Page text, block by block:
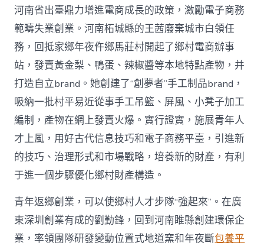
河南省出臺鼎力增進電商成長的政策，激勵電子商務
範疇失業創業。河南柘城縣的王茜廢棄城市白領任
務，回抵家鄉年夜仵鄉馬莊村開起了鄉村電商辦事
站，發賣黃金梨、鴨蛋、辣椒醬等本地特點產物，并
打造自立brand。她創建了“創夢者”手工制品brand，
吸納一批村平易近從事手工吊籃、屏風、小凳子加工
編制，產物在網上發賣火爆。實行證實，施展青年人
才上風，用好古代信息技巧和電子商務平臺，引進新
的技巧、治理形式和市場戰略，培養新的財產，有利
于進一個步驟優化鄉村財產構造。
青年返鄉創業，可以使鄉村人才步隊“強起來”。在廣
東深圳創業有成的劉勤鋒，回到河南睢縣創建環保企
業，率領團隊研發變動位置式地道窯和年夜斷包養平